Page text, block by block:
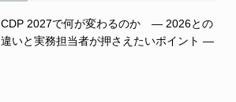
CDP 2027で何が変わるのか ― 2026との
違いと実務担当者が押さえたいポイント ―